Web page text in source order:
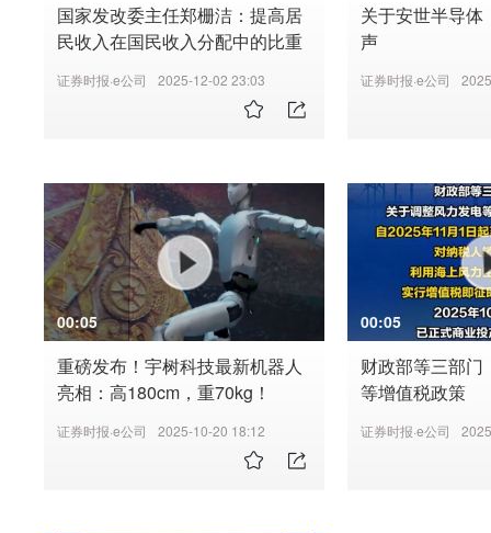
国家发改委主任郑栅洁：提高居
民收入在国民收入分配中的比重
证券时报·e公司 2025-12-02 23:03
关于安世半导体
声
证券时报·e公司
00:05
重磅发布！宇树科技最新机器人
亮相：高180cm，重70kg！
证券时报·e公司 2025-10-20 18:12
00:05
财政部等三部门
等增值税政策
证券时报·e公司